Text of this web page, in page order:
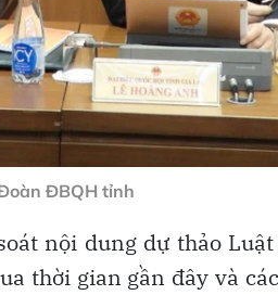
ĐBQH tỉnh
nội dung dự thảo
thời gian gần đây và